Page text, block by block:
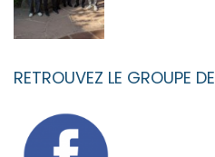
RETROUVEZ LE GROUPE